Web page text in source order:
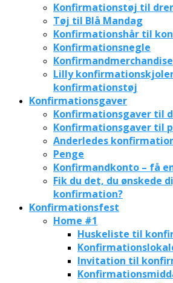
Konfirmationstøj til
Tøj til Blå Mandag
Konfirmationshår til
Konfirmationsnegle
Konfirmandmerchandise
Lilly
konfirmationstøj
Konfirmationsgaver
Konfirmationsgaver til
Konfirmationsgaver til
Anderledes
Penge
Konfirmandkonto – få
Fik du det, du ønskede
konfirmation?
Konfirmationsfest
Home #1
Huskeliste til
Invitation til